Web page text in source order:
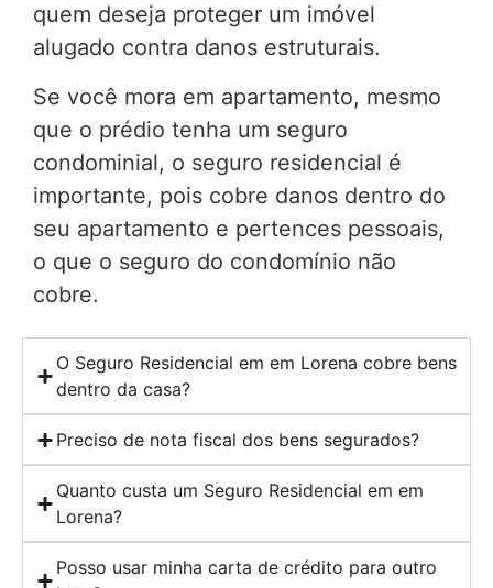
quem deseja proteger um imóvel
alugado contra danos estruturais.
Se você mora em apartamento, mesmo
que o prédio tenha um seguro
condominial, o seguro residencial é
importante, pois cobre danos dentro do
seu apartamento e pertences pessoais,
o que o seguro do condomínio não
cobre.
O Seguro Residencial em em Lorena cobre bens
dentro da casa?
Preciso de nota fiscal dos bens segurados?
Quanto custa um Seguro Residencial em em
Lorena?
Posso usar minha carta de crédito para outro